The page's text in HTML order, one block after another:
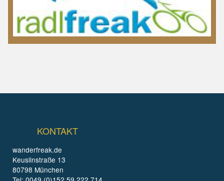
KONTAKT
wanderfreak.de
Keuslinstraße 13
80798 München